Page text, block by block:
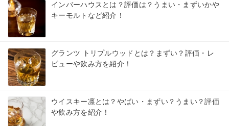
インバーハウスとは？評価は？うまい・まずいかや
キーモルトなど紹介！
グランツ トリプルウッドとは？まずい？評価・レ
ビューや飲み方を紹介！
ウイスキー凛とは？やばい・まずい？うまい？評価
や飲み方を紹介！